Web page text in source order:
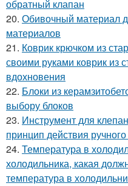
обратный клапан
20. Обивочный материал
материалов
21. Коврик крючком из
своими руками коврик из
вдохновения
22. Блоки из
выбору блоков
23. Инструмент для
принцип действия
24. Температура в
холодильника, какая
температура в